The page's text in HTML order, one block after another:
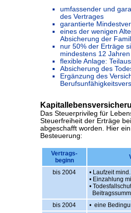
umfassender und
des Vertrages
garantierte
eines der wenigen
Absicherung der
nur 50% der Erträge
mindestens 12
flexible Anlage:
Absicherung des
Ergänzung des
Das Steuerprivileg für
Steuerfreiheit der Erträge
abgeschafft worden. Hier
Besteuerung:
Vertrags-
beginn
bis 2004
• Laufzeit
• Einzahlung
•
bis 2004
• eine